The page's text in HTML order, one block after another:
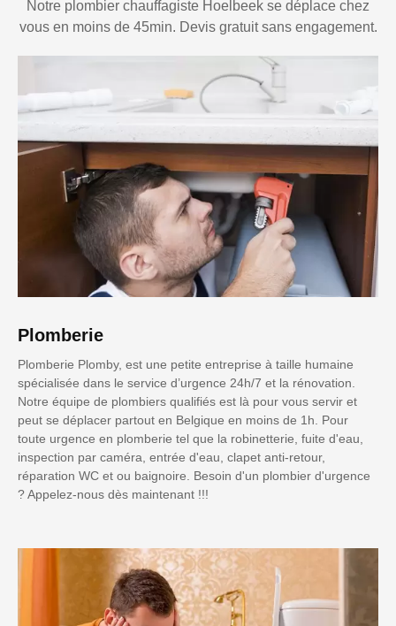
Notre plombier chauffagiste Hoelbeek se déplace chez
vous en moins de 45min. Devis gratuit sans engagement.
Plomberie
Plomberie Plomby, est une petite entreprise à taille humaine
spécialisée dans le service d’urgence 24h/7 et la rénovation.
Notre équipe de plombiers qualifiés est là pour vous servir et
peut se déplacer partout en Belgique en moins de 1h. Pour
toute urgence en plomberie tel que la robinetterie, fuite d'eau,
inspection par caméra, entrée d'eau, clapet anti-retour,
réparation WC et ou baignoire. Besoin d'un plombier d'urgence
? Appelez-nous dès maintenant !!!